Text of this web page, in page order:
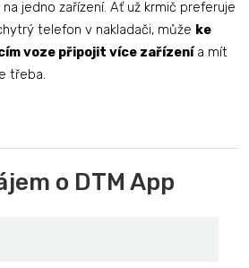
jedno zařízení. Ať už krmič preferuje
telefon v nakladači, může ke
voze připojit více zařízenía mít
třeba.
o DTM App